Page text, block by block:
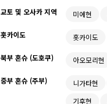
교토 및 오사카 지역 미에현
홋카이도 홋카이도
북부 혼슈 (도호쿠) 아오모리현
중부 혼슈 (주부) 니가타현
기후현